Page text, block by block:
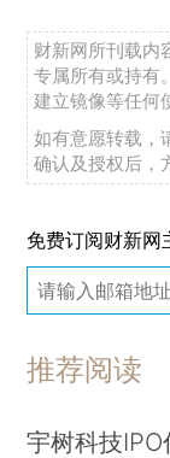
财新网所刊载内
专属所有或持有
建立镜像等任何
如有意愿转载，
确认及授权后，
免费订阅财新网
推荐阅读
宇树科技